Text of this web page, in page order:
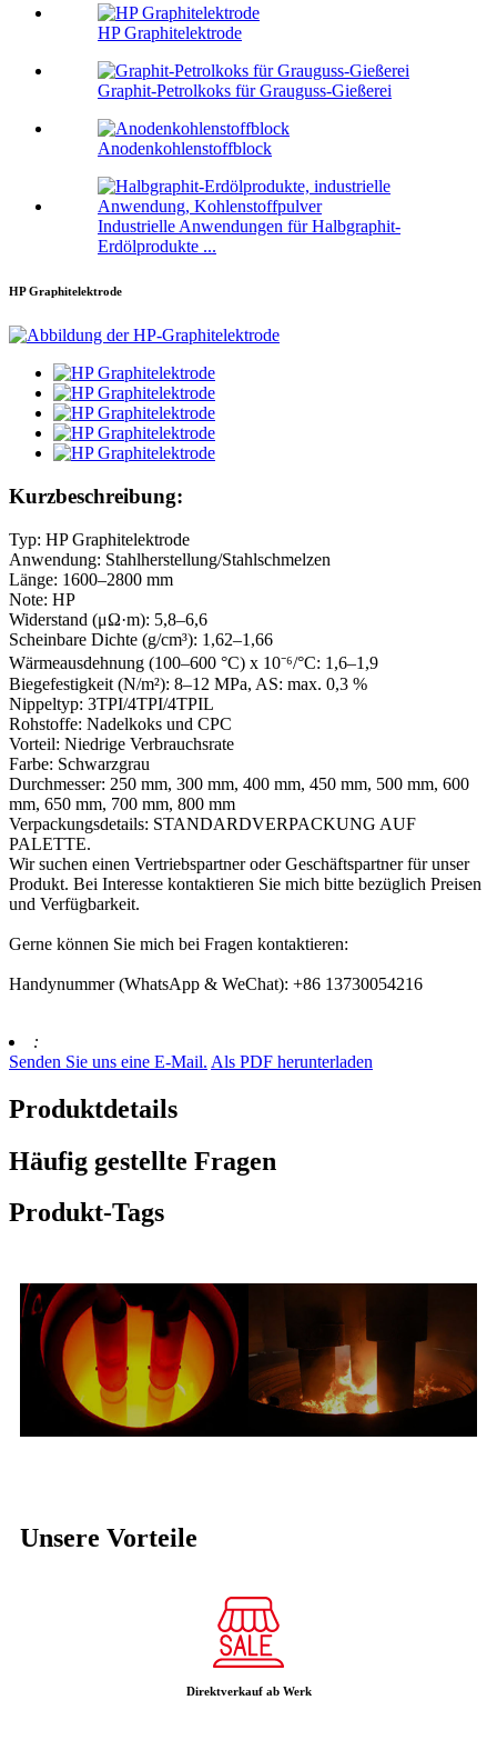
HP Graphitelektrode
Graphit-Petrolkoks für Grauguss-Gießerei
Anodenkohlenstoffblock
Industrielle Anwendungen für Halbgraphit-
Erdölprodukte ...
HP Graphitelektrode
Kurzbeschreibung:
Typ: HP Graphitelektrode
Anwendung: Stahlherstellung/Stahlschmelzen
Länge: 1600–2800 mm
Note: HP
Widerstand (μΩ·m): 5,8–6,6
Scheinbare Dichte (g/cm³): 1,62–1,66
Wärmeausdehnung (100–600 °C) x 10⁻⁶/°C: 1,6–1,9
Biegefestigkeit (N/m²): 8–12 MPa, AS: max. 0,3 %
Nippeltyp: 3TPI/4TPI/4TPIL
Rohstoffe: Nadelkoks und CPC
Vorteil: Niedrige Verbrauchsrate
Farbe: Schwarzgrau
Durchmesser: 250 mm, 300 mm, 400 mm, 450 mm, 500 mm, 600
mm, 650 mm, 700 mm, 800 mm
Verpackungsdetails: STANDARDVERPACKUNG AUF
PALETTE.
Wir suchen einen Vertriebspartner oder Geschäftspartner für unser
Produkt. Bei Interesse kontaktieren Sie mich bitte bezüglich Preisen
und Verfügbarkeit.
Gerne können Sie mich bei Fragen kontaktieren:
Handynummer (WhatsApp & WeChat): +86 13730054216
:
Senden Sie uns eine E-Mail. Als PDF herunterladen
Produktdetails
Häufig gestellte Fragen
Produkt-Tags
Unsere Vorteile
Direktverkauf ab Werk